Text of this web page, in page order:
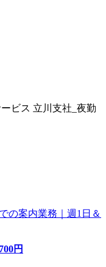
ビス 立川支社_夜勤
の案内業務｜週1日＆
円